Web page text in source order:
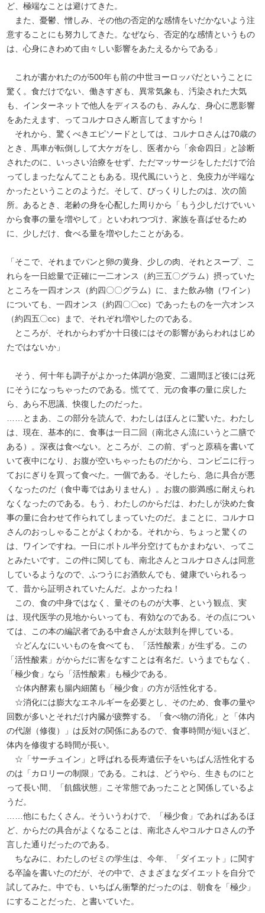
ど、極端なことは避けてきた。
また、憂鬱、憎しみ、その他の否定的な感情をいだかないよう注
意することにも努力してきた。なぜなら、否定的な感情というもの
は、心身にきわめて由々しい影響をあたえるからである」
これが書かれたのが500年も前の中世ヨーロッパだということに
驚く。食だけでない、働きすぎも、異常気象も、汚染された大気
も、インターネットで他人をディスるのも、みんな、身心に悪影響
をあたえます、ってコルナロさん断言してますから！
それから、驚くべきエピソードとしては、コルナロさんは70歳の
とき、馬車が転倒しして大ケガをし、医者から「余命四日」と診断
されたのに、いっさい治療をせず、ただマッサージをしただけで治
ってしまったなんてこともある。現代風にいうと、免疫力が半端な
かったということのようだ。そして、びっくりしたのは、次の箇
所。あるとき、老齢の身を心配した周りから「もう少しだけでいい
から食事の量を増やして」といわれつづけ、家族を喜ばせるため
に、少しだけ、食べる量を増やしたことがある。
「そこで、それまでパンと卵の黄身、少しの肉、それとスープ、こ
れらを一日総量で正確に一二オンス（約三五〇グラム）摂っていた
ところを一四オンス（約四〇〇グラム）に、また飲み物（ワイン）
についても、一四オンス（約四〇〇cc）であったものを一六オンス
（約四五〇cc）まで、それぞれ増やしたのである。
ところが、それからわずか十日後にはその影響があらわれはじめ
たではないか」
そう、何十年も調子がよかった体調が急変、二週間ほど後には死
にそうになっちゃったのである。慌てて、元の食事の量に戻した
ら、あら不思議、快復したのだった。
……とまあ、この部分を読んで、わたしはほんとに驚いた。わたし
は、現在、基本的に、食事は一日二回（南北さん流にいうと二膳で
ある）。深夜は食べない。ところが、この前、ずっと原稿を書いて
いて夜中になり、お腹が空いちゃったものだから、コンビニに行っ
ておにぎりを買って食べた。一個である。そしたら、急に具合が悪
くなったのだ（食中毒ではありません）。お腹の膨満感に耐えられ
なくなったのである。もう、わたしのからだは、わたしが決めた食
事の量に合わせて作られてしまっていたのだ。まことに、コルナロ
さんのおっしゃることがよくわかる。それから、ちょっと驚くの
は、ワインですね。一日にボトル半分空けてもかまわない、ってこ
とみたいです。この件に関しても、南北さんとコルナロさんは同意
しているようなので、ふつうにお酒飲んでも、健康でいられるっ
て、昔から証明されていたんだ。よかったね！
この、食の中身ではなく、量そのものが大事、という観点、実
は、現代医学の見地からいっても、有効なのである。その点につい
ては、この本の編訳者である中倉さんが太鼓判を押している。
☆どんなにいいものを食べても、「活性酸素」が生ずる。この
「活性酸素」がからだに害をなすことは有名だ。いうまでもなく、
「極少食」なら「活性酸素」も極少である。
☆体内酵素も腸内細菌も「極少食」の方が活性化する。
☆消化には膨大なエネルギーを必要とし、そのため、食事の量や
回数が多いとそれだけ内臓が疲弊する。「食べ物の消化」と「体内
の代謝（修復）」は反対の関係にあるので、食事時間が短いほど、
体内を修復する時間が長い。
☆「サーチュイン」と呼ばれる長寿遺伝子をいちばん活性化する
のは「カロリーの制限」である。これは、どうやら、生きものにと
って長い間、「飢餓状態」こそ常態であったことと関係しているよ
うだ。
……他にもたくさん。そういうわけで、「極少食」であればあるほ
ど、からだの具合がよくなることは、南北さんやコルナロさんの予
言した通りだったのである。
ちなみに、わたしのゼミの学生は、今年、「ダイエット」に関す
る卒論を書いたのだが、その中で、さまざまなダイエットを自分で
試してみた。中でも、いちばん衝撃的だったのは、朝食を「極少」
にすることだった、と書いていた。